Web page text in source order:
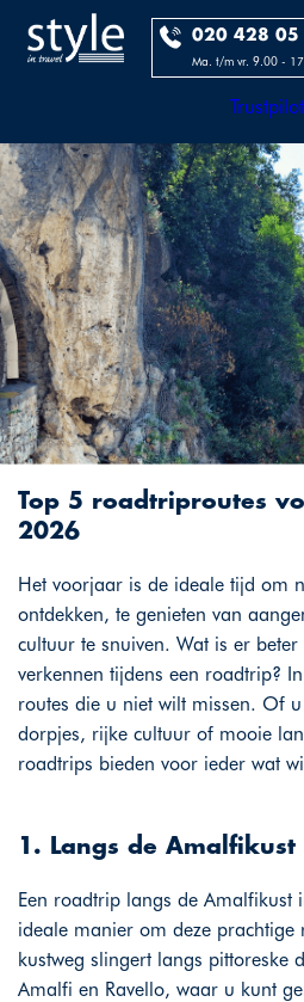
020 428 05
Ma. t/m vr. 9.00 -
Trustpilot
Top 5 roadtriproutes
2026
Het voorjaar is de ideale tijd om
ontdekken, te genieten van
cultuur te snuiven. Wat is er
verkennen tijdens een roadtrip?
routes die u niet wilt missen. Of
dorpjes, rijke cultuur of mooie
roadtrips bieden voor ieder wat
1. Langs de Amalfikust
Een roadtrip langs de Amalfikust
ideale manier om deze prachtige
kustweg slingert langs pittoreske
Amalfi en Ravello, waar u kunt